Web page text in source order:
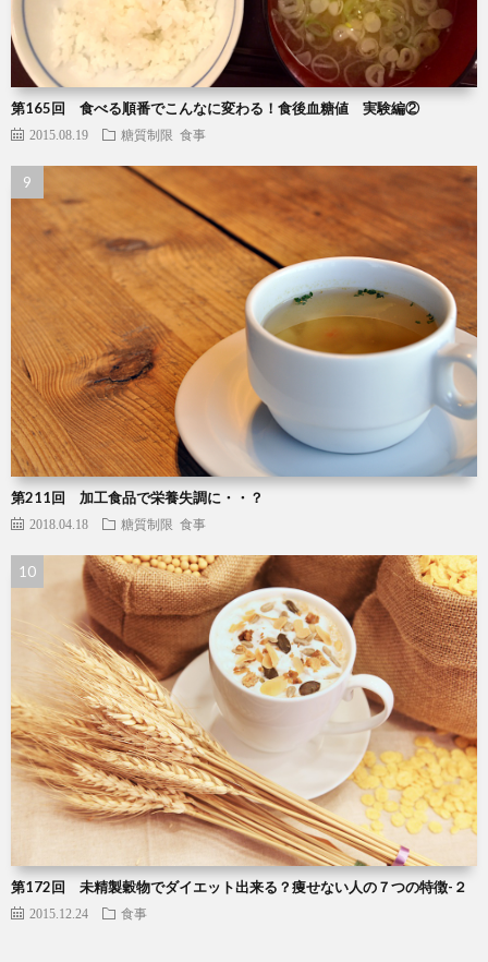
第165回 食べる順番でこんなに変わる！食後血糖値 実験編②
2015.08.19 糖質制限 食事
第211回 加工食品で栄養失調に・・？
2018.04.18 糖質制限 食事
第172回 未精製穀物でダイエット出来る？痩せない人の７つの特徴-２
2015.12.24 食事